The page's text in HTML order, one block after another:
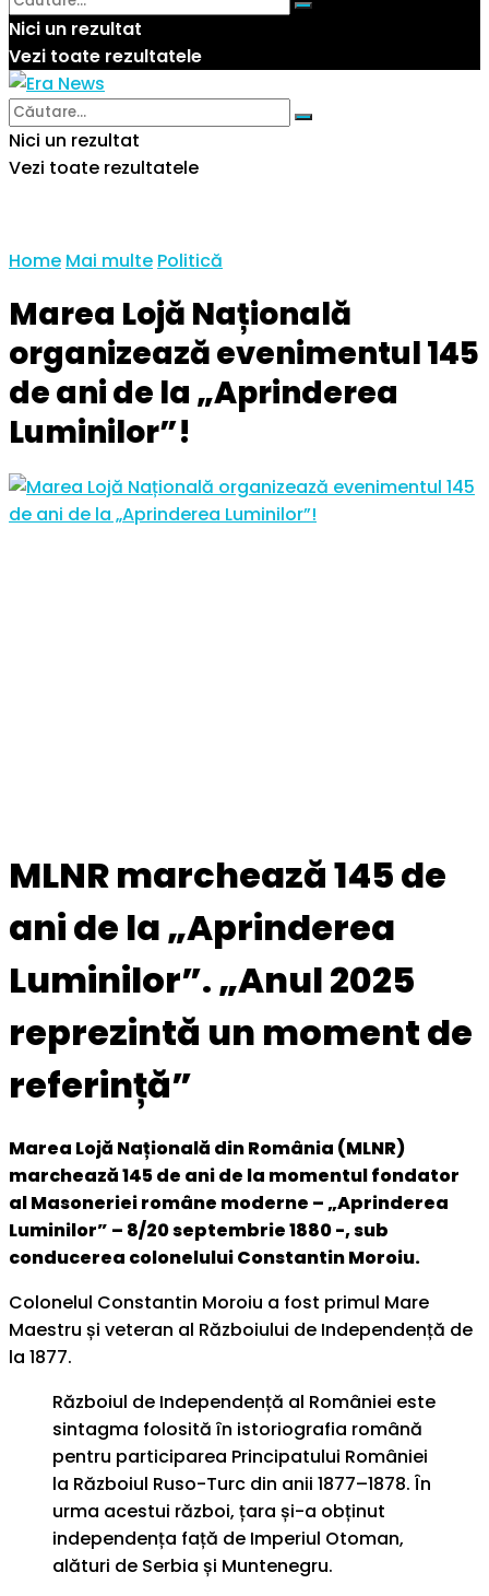
Nici un rezultat
Vezi toate rezultatele
Nici un rezultat
Vezi toate rezultatele
Home Mai multe Politică
Marea Lojă Națională
organizează evenimentul 145
de ani de la „Aprinderea
Luminilor”!
MLNR marchează 145 de
ani de la „Aprinderea
Luminilor”. „Anul 2025
reprezintă un moment de
referință”
Marea Lojă Națională din România (MLNR)
marchează 145 de ani de la momentul fondator
al Masoneriei române moderne – „Aprinderea
Luminilor” – 8/20 septembrie 1880 -, sub
conducerea colonelului Constantin Moroiu.
Colonelul Constantin Moroiu a fost primul Mare
Maestru și veteran al Războiului de Independență de
la 1877.
Războiul de Independență al României este
sintagma folosită în istoriografia română
pentru participarea Principatului României
la Războiul Ruso-Turc din anii 1877–1878. În
urma acestui război, țara și-a obținut
independența față de Imperiul Otoman,
alături de Serbia și Muntenegru.